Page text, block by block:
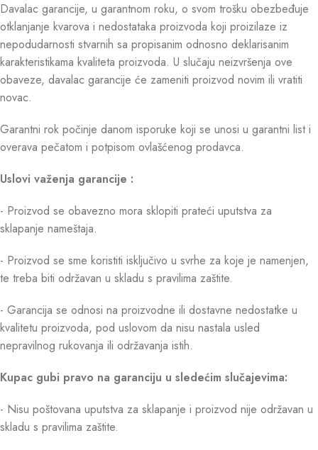
Davalac garancije, u garantnom roku, o svom trošku obezbeđuje
otklanjanje kvarova i nedostataka proizvoda koji proizilaze iz
nepodudarnosti stvarnih sa propisanim odnosno deklarisanim
karakteristikama kvaliteta proizvoda. U slučaju neizvršenja ove
obaveze, davalac garancije će zameniti proizvod novim ili vratiti
novac.
Garantni rok počinje danom isporuke koji se unosi u garantni list i
overava pečatom i potpisom ovlašćenog prodavca.
Uslovi važenja garancije :
- Proizvod se obavezno mora sklopiti prateći uputstva za
sklapanje nameštaja.
- Proizvod se sme koristiti isključivo u svrhe za koje je namenjen,
te treba biti održavan u skladu s pravilima zaštite.
- Garancija se odnosi na proizvodne ili dostavne nedostatke u
kvalitetu proizvoda, pod uslovom da nisu nastala usled
nepravilnog rukovanja ili održavanja istih.
Kupac gubi pravo na garanciju u sledećim slučajevima:
- Nisu poštovana uputstva za sklapanje i proizvod nije održavan u
skladu s pravilima zaštite.